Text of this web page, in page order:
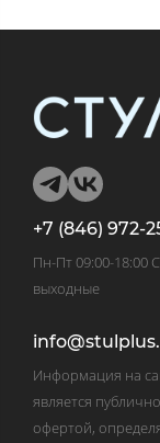
+7 (846) 972-
Пн-Пт 09:00-18:00
выходные
Информация на
является
офертой,